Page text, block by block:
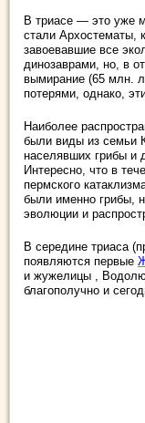
В триасе — это уже
стали Архостематы,
завоевавшие все
динозаврами, но, в
вымирание (65 млн.
потерями, однако,
Наиболее
были виды из семьи
населявших грибы и
Интересно, что в
пермского
были именно грибы,
эволюции и
В середине триаса
появляются первые
и жужелицы ,
благополучно и